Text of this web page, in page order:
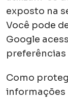
exposto na
Você pode
Google
preferências
Como
informações